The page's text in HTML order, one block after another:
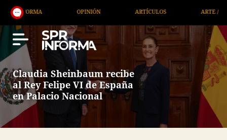
OPINIÓN ARTÍCULOS ARTE / ENTRETENIMIENTO
Claudia Sheinbaum recibe
al Rey Felipe VI de España
en Palacio Nacional